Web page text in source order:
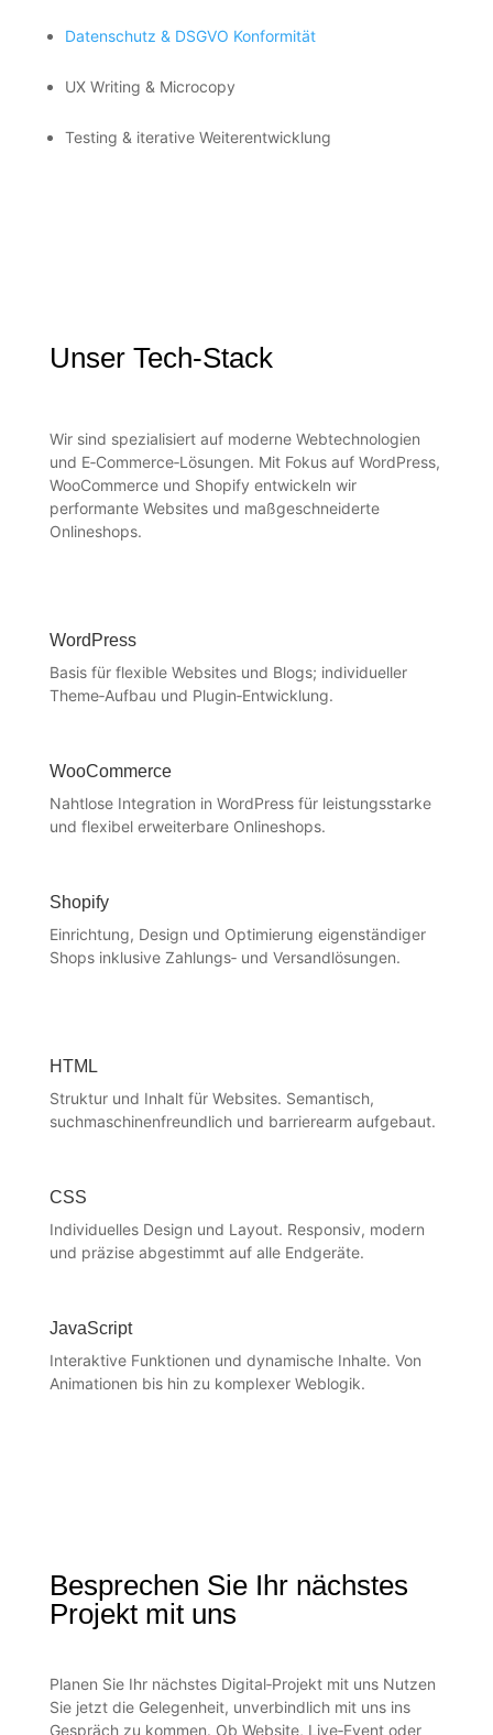
Datenschutz & DSGVO Konformität
UX Writing & Microcopy
Testing & iterative Weiterentwicklung
Unser Tech‑Stack
Wir sind spezialisiert auf moderne Webtechnologien
und E‑Commerce‑Lösungen. Mit Fokus auf WordPress,
WooCommerce und Shopify entwickeln wir
performante Websites und maßgeschneiderte
Onlineshops.
WordPress
Basis für flexible Websites und Blogs; individueller
Theme‑Aufbau und Plugin‑Entwicklung.
WooCommerce
Nahtlose Integration in WordPress für leistungsstarke
und flexibel erweiterbare Onlineshops.
Shopify
Einrichtung, Design und Optimierung eigenständiger
Shops inklusive Zahlungs‑ und Versandlösungen.
HTML
Struktur und Inhalt für Websites. Semantisch,
suchmaschinenfreundlich und barrierearm aufgebaut.
CSS
Individuelles Design und Layout. Responsiv, modern
und präzise abgestimmt auf alle Endgeräte.
JavaScript
Interaktive Funktionen und dynamische Inhalte. Von
Animationen bis hin zu komplexer Weblogik.
Besprechen Sie Ihr nächstes
Projekt mit uns
Planen Sie Ihr nächstes Digital‑Projekt mit uns Nutzen
Sie jetzt die Gelegenheit, unverbindlich mit uns ins
Gespräch zu kommen. Ob Website, Live‑Event oder